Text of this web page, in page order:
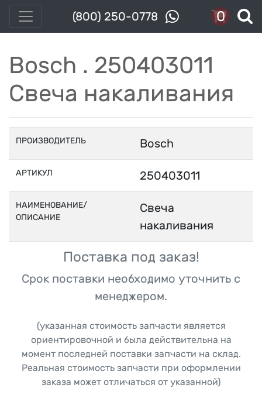
(800) 250-0778 0
Bosch . 250403011
Свеча накаливания
ПРОИЗВОДИТЕЛЬ Bosch
АРТИКУЛ 250403011
НАИМЕНОВАНИЕ/
ОПИСАНИЕ
Свеча
накаливания
Поставка под заказ!
Срок поставки необходимо уточнить с
менеджером.
(указанная стоимость запчасти является
ориентировочной и была действительна на
момент последней поставки запчасти на склад.
Реальная стоимость запчасти при оформлении
заказа может отличаться от указанной)